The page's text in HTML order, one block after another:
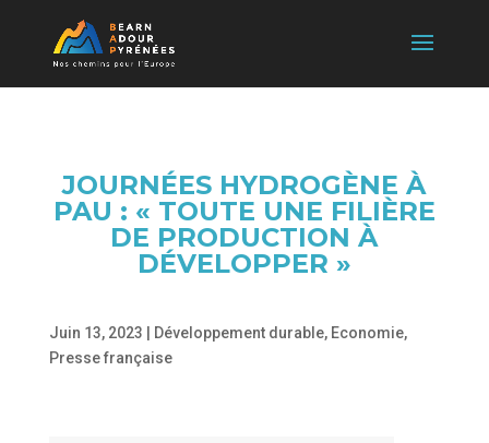
JOURNÉES HYDROGÈNE À
PAU : « TOUTE UNE FILIÈRE
DE PRODUCTION À
DÉVELOPPER »
Juin 13, 2023 Développement durable, Economie,
Presse française